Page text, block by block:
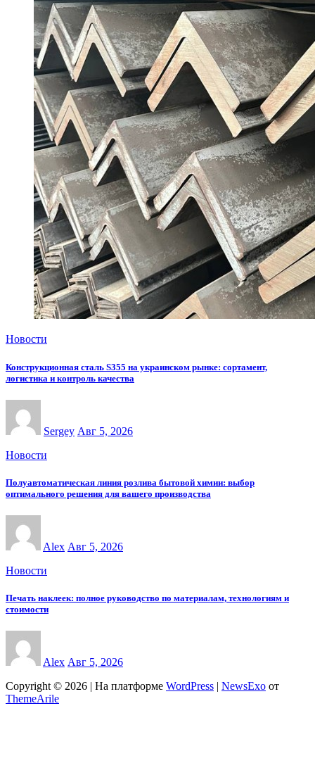
Новости
Конструкционная сталь S355 на украинском рынке: сортамент,
логистика и контроль качества
Sergey Авг 5, 2026
Новости
Полуавтоматическая линия розлива бытовой химии: выбор
оптимального решения для вашего производства
Alex Авг 5, 2026
Новости
Печать наклеек: полное руководство по материалам, технологиям и
стоимости
Alex Авг 5, 2026
Copyright © 2026 | На платформе WordPress NewsExo от
ThemeArile